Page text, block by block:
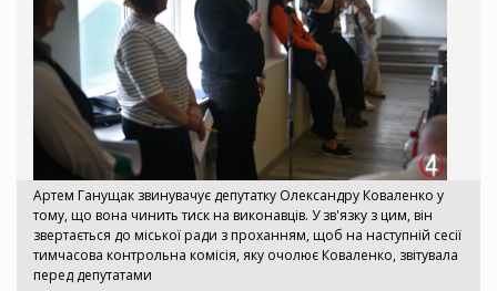
Артем Ганущак звинувачує депутатку Олександру Коваленко у
тому, що вона чинить тиск на виконавців. У зв'язку з цим, він
звертається до міської ради з проханням, щоб на наступній сесії
тимчасова контрольна комісія, яку очолює Коваленко, звітувала
перед депутатами